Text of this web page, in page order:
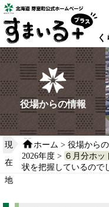
本
文
へ
移
動
る
instagram
役場からの情報
現
在
地
ホーム >役場から
2026年度 > ６月分ホッ
状を把握しているので